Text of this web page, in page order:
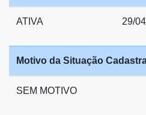
ATIVA 29/
Motivo da Situação
SEM MOTIVO